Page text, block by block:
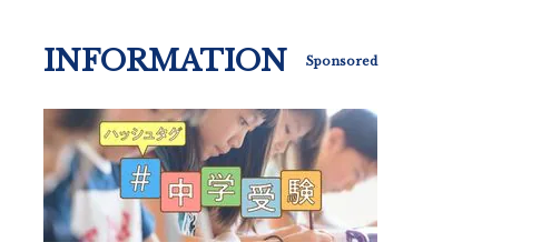
INFORMATION Sponsored